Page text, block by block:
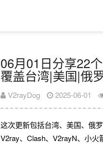
06月01日分享22
覆盖台湾|美国|俄
V2rayDog 2025-06-01
这次更新包括台湾、美国、俄
V2ray、Clash、V2rayN、小火